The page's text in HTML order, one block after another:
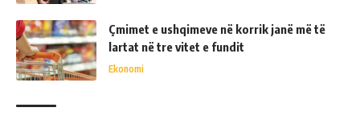
Çmimet e ushqimeve në korrik janë më të
lartat në tre vitet e fundit
Ekonomi